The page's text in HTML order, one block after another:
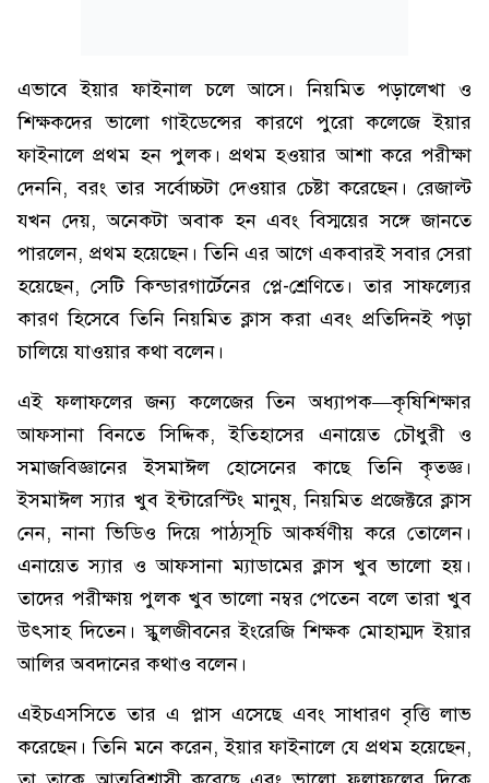
এভাবে ইয়ার ফাইনাল চলে আসে। নিয়মিত পড়ালেখা ও
শিক্ষকদের ভালো গাইডেন্সের কারণে পুরো কলেজে ইয়ার
ফাইনালে প্রথম হন পুলক। প্রথম হওয়ার আশা করে পরীক্ষা
দেননি, বরং তার সর্বোচ্চটা দেওয়ার চেষ্টা করেছেন। রেজাল্ট
যখন দেয়, অনেকটা অবাক হন এবং বিস্ময়ের সঙ্গে জানতে
পারলেন, প্রথম হয়েছেন। তিনি এর আগে একবারই সবার সেরা
হয়েছেন, সেটি কিন্ডারগার্টেনের প্লে-শ্রেণিতে। তার সাফল্যের
কারণ হিসেবে তিনি নিয়মিত ক্লাস করা এবং প্রতিদিনই পড়া
চালিয়ে যাওয়ার কথা বলেন।
এই ফলাফলের জন্য কলেজের তিন অধ্যাপক—কৃষিশিক্ষার
আফসানা বিনতে সিদ্দিক, ইতিহাসের এনায়েত চৌধুরী ও
সমাজবিজ্ঞানের ইসমাঈল হোসেনের কাছে তিনি কৃতজ্ঞ।
ইসমাঈল স্যার খুব ইন্টারেস্টিং মানুষ, নিয়মিত প্রজেক্টরে ক্লাস
নেন, নানা ভিডিও দিয়ে পাঠ্যসূচি আকর্ষণীয় করে তোলেন।
এনায়েত স্যার ও আফসানা ম্যাডামের ক্লাস খুব ভালো হয়।
তাদের পরীক্ষায় পুলক খুব ভালো নম্বর পেতেন বলে তারা খুব
উৎসাহ দিতেন। স্কুলজীবনের ইংরেজি শিক্ষক মোহাম্মদ ইয়ার
আলির অবদানের কথাও বলেন।
এইচএসসিতে তার এ প্লাস এসেছে এবং সাধারণ বৃত্তি লাভ
করেছেন। তিনি মনে করেন, ইয়ার ফাইনালে যে প্রথম হয়েছেন,